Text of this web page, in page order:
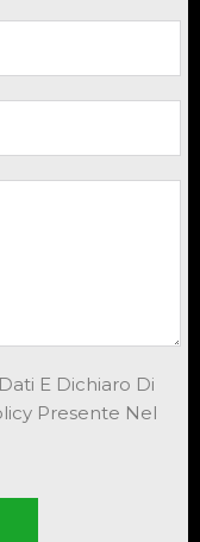
E Dichiaro Di
Presente Nel